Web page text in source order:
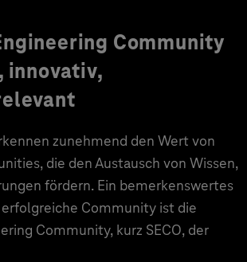
Community
innovativ,
zunehmend den Wert von
die den Austausch von Wissen,
fördern. Ein bemerkenswertes
Community ist die
Community, kurz SECO, der